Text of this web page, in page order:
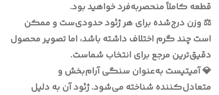
قطعه کاملاً منحصربه‌فرد خواهید بود.
⚖️ وزن درج‌شده برای هر ژئود حدودی‌ست و ممکن
است چند گرم اختلاف داشته باشد، اما تصویر محصول
دقیق‌ترین مرجع برای انتخاب شماست.
💎 آمیتیست به‌عنوان سنگی آرام‌بخش و
متعادل‌کننده شناخته می‌شود. ژئود آن به دلیل